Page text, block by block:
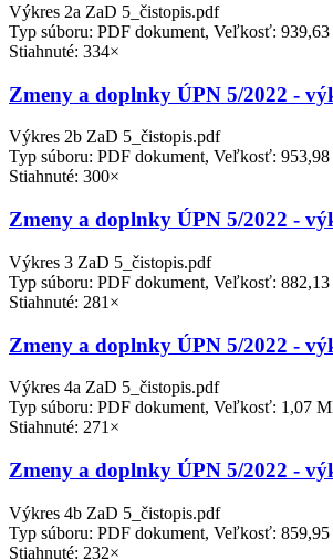
Výkres 2a ZaD 5_čistopis.pdf
Typ súboru: PDF dokument, Veľkosť:
Stiahnuté: 334×
Zmeny a doplnky ÚPN 5/2022 -
Výkres 2b ZaD 5_čistopis.pdf
Typ súboru: PDF dokument, Veľkosť:
Stiahnuté: 300×
Zmeny a doplnky ÚPN 5/2022 -
Výkres 3 ZaD 5_čistopis.pdf
Typ súboru: PDF dokument, Veľkosť:
Stiahnuté: 281×
Zmeny a doplnky ÚPN 5/2022 -
Výkres 4a ZaD 5_čistopis.pdf
Typ súboru: PDF dokument, Veľkosť: 1,07
Stiahnuté: 271×
Zmeny a doplnky ÚPN 5/2022 -
Výkres 4b ZaD 5_čistopis.pdf
Typ súboru: PDF dokument, Veľkosť:
Stiahnuté: 232×